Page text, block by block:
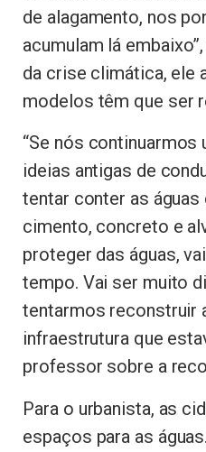
de alagamento, nos
acumulam lá
da crise climática, ele
modelos têm que ser
“Se nós continuarmos
ideias antigas de
tentar conter as
cimento, concreto e
proteger das águas,
tempo. Vai ser muito
tentarmos reconstruir
infraestrutura que
professor sobre a
Para o urbanista, as
espaços para as